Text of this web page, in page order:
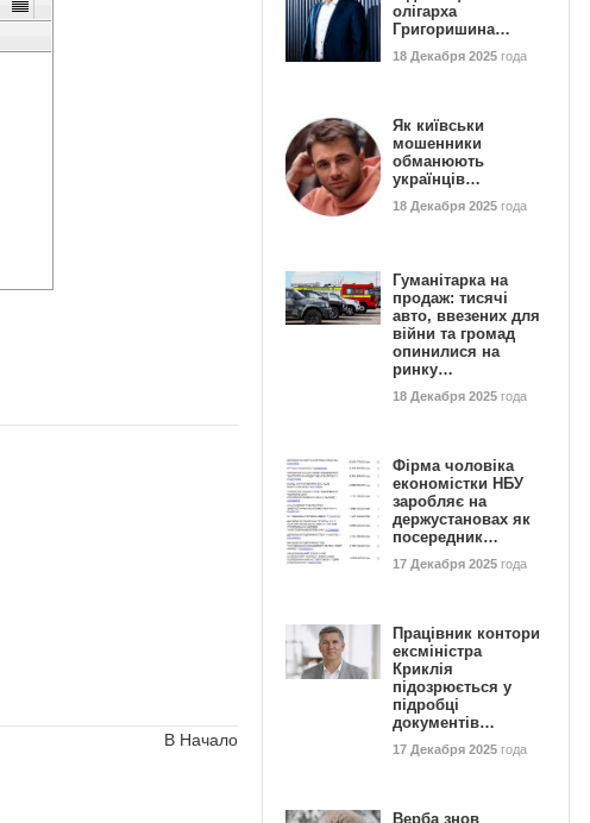
В Начало
олігарха
Григоришина…
18 Декабря 2025 года
Як київськи
мошенники
обманюють
українців…
18 Декабря 2025 года
Гуманітарка на
продаж: тисячі
авто, ввезених для
війни та громад
опинилися на
ринку…
18 Декабря 2025 года
Фірма чоловіка
економістки НБУ
заробляє на
держустановах як
посередник…
17 Декабря 2025 года
Працівник контори
ексміністра
Криклія
підозрюється у
підробці
документів…
17 Декабря 2025 года
Верба знов